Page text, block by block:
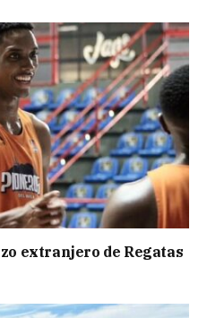
extranjero de Regatas